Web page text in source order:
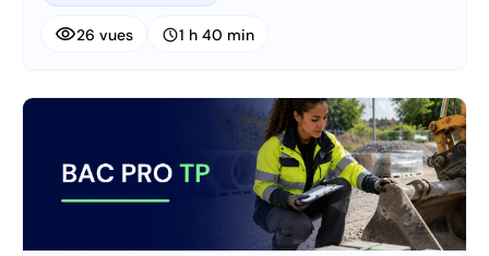
visibility26 vues schedule1 h 40 min